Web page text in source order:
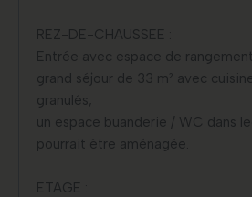
REZ-DE-CHAUSSEE :
Entrée avec espace de rangement,
grand séjour de 33 m² avec
granulés,
un espace buanderie / WC dans
pourrait être aménagée.
ETAGE :